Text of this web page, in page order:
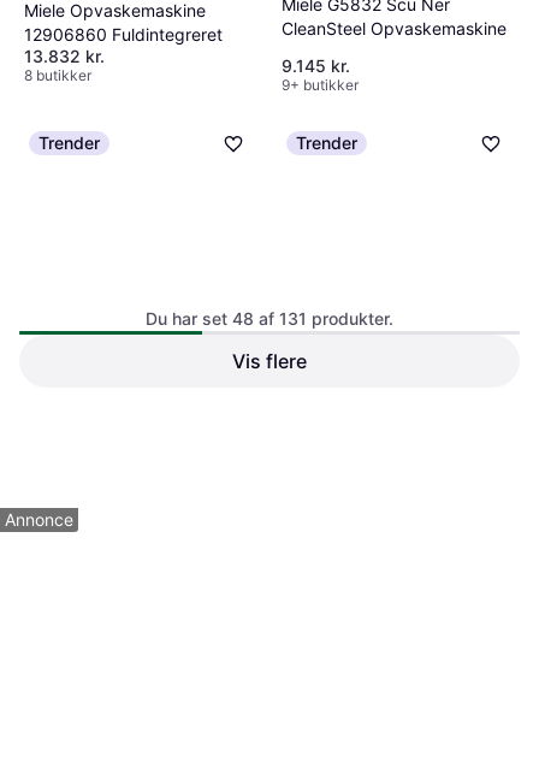
Miele Opvaskemaskine
12906860 Fuldintegreret
13.832 kr.
8 butikker
CleanSteel Opvaskemaskine
9.145 kr.
9+ butikker
Trender Trender
Du har set 48 af 131 produkter.
Vis flere
Annonce